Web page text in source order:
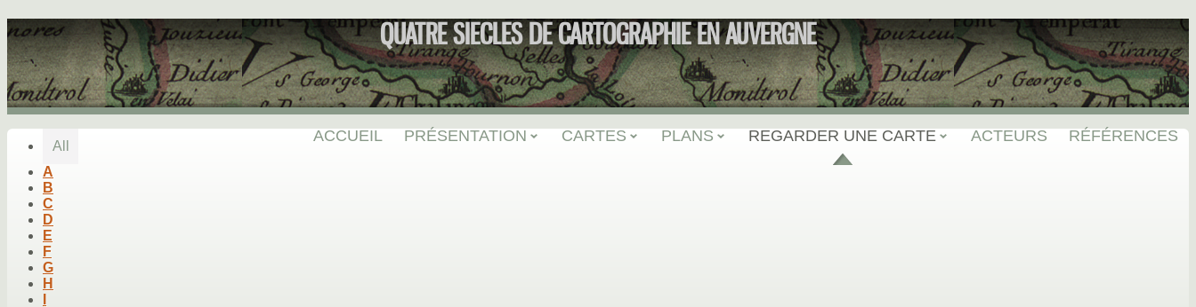
QUATRE SIECLES DE CARTOGRAPHIE EN AUVERGNE
ACCUEIL PRÉSENTATION CARTES PLANS REGARDER UNE CARTE ACTEURS RÉFÉRENCES
All
A
B
C
D
E
F
G
H